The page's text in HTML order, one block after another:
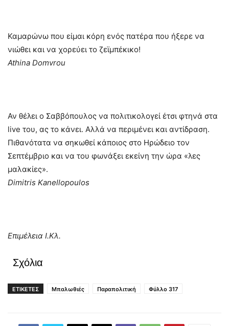
Καμαρώνω που είμαι κόρη ενός πατέρα που ήξερε να
νιώθει και να χορεύει το ζεϊμπέκικο!
Athina Domvrou
Αν θέλει ο Σαββόπουλος να πολιτικολογεί έτσι φτηνά στα
live του, ας το κάνει. Αλλά να περιμένει και αντίδραση.
Πιθανότατα να σηκωθεί κάποιος στο Ηρώδειο τον
Σεπτέμβριο και να του φωνάξει εκείνη την ώρα «λες
μαλακίες».
Dimitris Kanellopoulos
Επιμέλεια Ι.Κλ.
Σχόλια
ΕΤΙΚΕΤΕΣ Μπαλωθιές Παραπολιτική Φύλλο 317